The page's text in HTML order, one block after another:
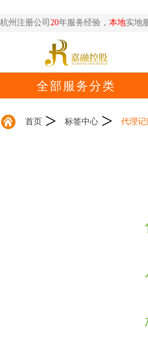
杭州注册公司 20年服务经验， 本地实地
全部服务分类
首页 > 标签中心 > 代理记